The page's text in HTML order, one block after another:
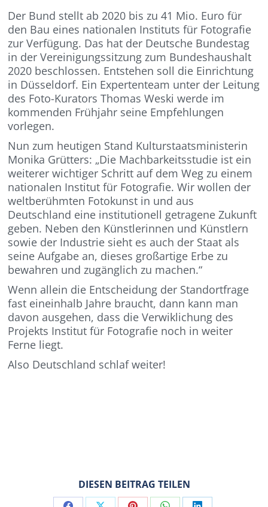
Der Bund stellt ab 2020 bis zu 41 Mio. Euro für
den Bau eines nationalen Instituts für Fotografie
zur Verfügung. Das hat der Deutsche Bundestag
in der Vereinigungssitzung zum Bundeshaushalt
2020 beschlossen. Entstehen soll die Einrichtung
in Düsseldorf. Ein Expertenteam unter der Leitung
des Foto-Kurators Thomas Weski werde im
kommenden Frühjahr seine Empfehlungen
vorlegen.
Nun zum heutigen Stand Kulturstaatsministerin
Monika Grütters: „Die Machbarkeitsstudie ist ein
weiterer wichtiger Schritt auf dem Weg zu einem
nationalen Institut für Fotografie. Wir wollen der
weltberühmten Fotokunst in und aus
Deutschland eine institutionell getragene Zukunft
geben. Neben den Künstlerinnen und Künstlern
sowie der Industrie sieht es auch der Staat als
seine Aufgabe an, dieses großartige Erbe zu
bewahren und zugänglich zu machen.“
Wenn allein die Entscheidung der Standortfrage
fast eineinhalb Jahre braucht, dann kann man
davon ausgehen, dass die Verwiklichung des
Projekts Institut für Fotografie noch in weiter
Ferne liegt.
Also Deutschland schlaf weiter!
DIESEN BEITRAG TEILEN